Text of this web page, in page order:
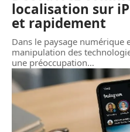
localisation sur
et rapidement
Dans le paysage numérique
manipulation des
une préoccupation…